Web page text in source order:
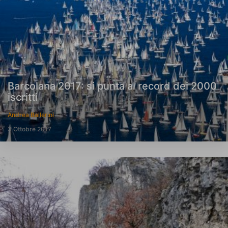
Barcolana 2017: si punta al record dei 2000
iscritti
Andrea Ballerini
3 Ottobre 2017